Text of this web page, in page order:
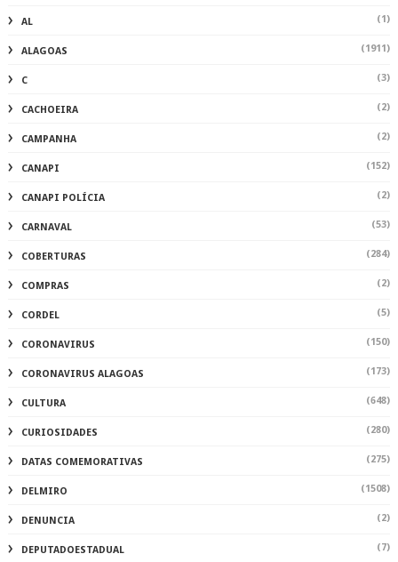
AL (1)
ALAGOAS (1911)
C (3)
CACHOEIRA (2)
CAMPANHA (2)
CANAPI (152)
CANAPI POLÍCIA (2)
CARNAVAL (53)
COBERTURAS (284)
COMPRAS (2)
CORDEL (5)
CORONAVIRUS (150)
CORONAVIRUS ALAGOAS (173)
CULTURA (648)
CURIOSIDADES (280)
DATAS COMEMORATIVAS (275)
DELMIRO (1508)
DENUNCIA (2)
DEPUTADOESTADUAL (7)